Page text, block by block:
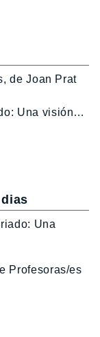
de Joan Prat
Una visión…
Una
Profesoras/es